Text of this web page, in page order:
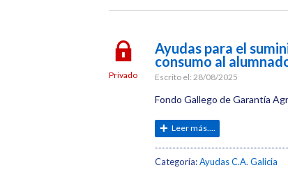
Privado
Ayudas para el
consumo al
Escrito el: 28/08/2025
Fondo Gallego de Garantía
Leer más....
Categoría:Ayudas C.A. Galicia